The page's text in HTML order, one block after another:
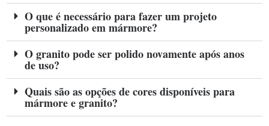
O que é necessário para fazer um projeto
personalizado em mármore?
O granito pode ser polido novamente após anos
de uso?
Quais são as opções de cores disponíveis para
mármore e granito?